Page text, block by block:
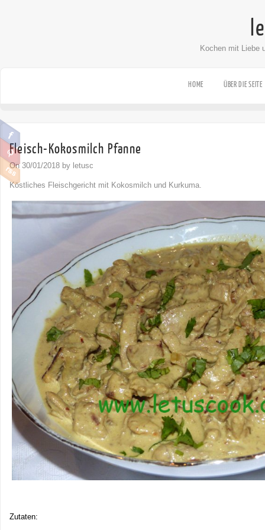
Kochen mit Liebe
HOME ÜBER DIE SEITE
Fleisch-Kokosmilch Pfanne
On 30/01/2018 by letusc
Köstliches Fleischgericht mit Kokosmilch und Kurkuma.
Zutaten: